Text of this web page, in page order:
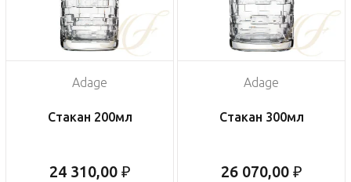
Adage
Стакан 200мл
24 310,00 ₽
Adage
Стакан 300мл
26 070,00 ₽